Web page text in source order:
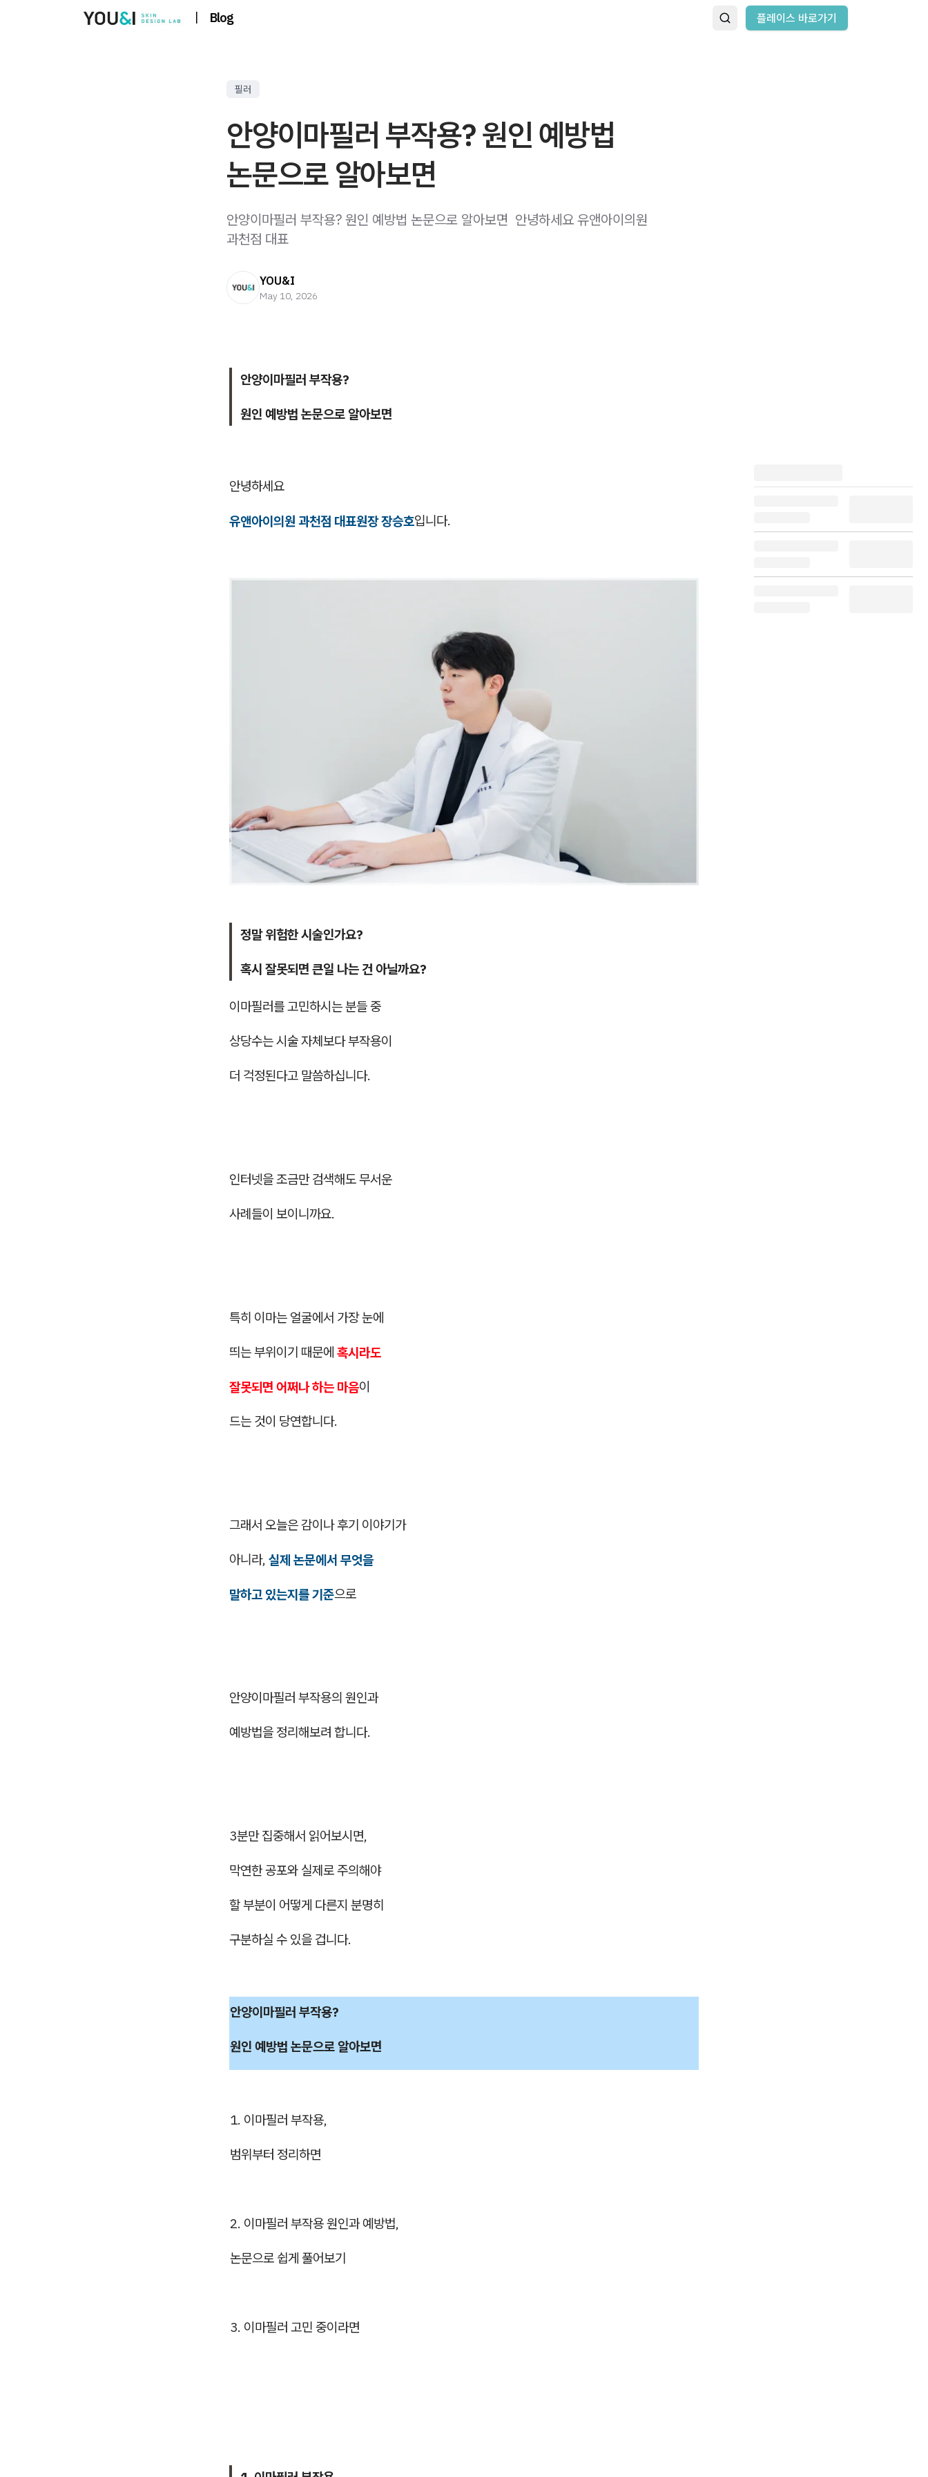
| Blog 플레이스 바로가기
필러
안양이마필러 부작용? 원인 예방법
논문으로 알아보면
안양이마필러 부작용? 원인 예방법 논문으로 알아보면 ​ 안녕하세요 유앤아이의원
과천점 대표
YOU&I
May 10, 2026
안양이마필러 부작용?
원인 예방법 논문으로 알아보면
안녕하세요
유앤아이의원 과천점 대표원장 장승호입니다.
정말 위험한 시술인가요?
혹시 잘못되면 큰일 나는 건 아닐까요?
이마필러를 고민하시는 분들 중
상당수는 시술 자체보다 부작용이
더 걱정된다고 말씀하십니다.
인터넷을 조금만 검색해도 무서운
사례들이 보이니까요.
특히 이마는 얼굴에서 가장 눈에
띄는 부위이기 때문에 혹시라도
잘못되면 어쩌나 하는 마음이
드는 것이 당연합니다.
그래서 오늘은 감이나 후기 이야기가
아니라, 실제 논문에서 무엇을
말하고 있는지를 기준으로
안양이마필러 부작용의 원인과
예방법을 정리해보려 합니다.
3분만 집중해서 읽어보시면,
막연한 공포와 실제로 주의해야
할 부분이 어떻게 다른지 분명히
구분하실 수 있을 겁니다.
안양이마필러 부작용?
원인 예방법 논문으로 알아보면
1. 이마필러 부작용,
범위부터 정리하면
2. 이마필러 부작용 원인과 예방법,
논문으로 쉽게 풀어보기
3. 이마필러 고민 중이라면